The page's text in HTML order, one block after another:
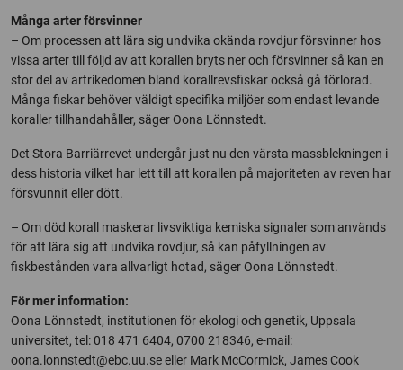
Många arter försvinner
– Om processen att lära sig undvika okända rovdjur försvinner hos
vissa arter till följd av att korallen bryts ner och försvinner så kan en
stor del av artrikedomen bland korallrevsfiskar också gå förlorad.
Många fiskar behöver väldigt specifika miljöer som endast levande
koraller tillhandahåller, säger Oona Lönnstedt.
Det Stora Barriärrevet undergår just nu den värsta massblekningen i
dess historia vilket har lett till att korallen på majoriteten av reven har
försvunnit eller dött.
– Om död korall maskerar livsviktiga kemiska signaler som används
för att lära sig att undvika rovdjur, så kan påfyllningen av
fiskbestånden vara allvarligt hotad, säger Oona Lönnstedt.
För mer information:
Oona Lönnstedt, institutionen för ekologi och genetik, Uppsala
universitet, tel: 018 471 6404, 0700 218346, e-mail:
oona.lonnstedt@ebc.uu.seeller Mark McCormick, James Cook